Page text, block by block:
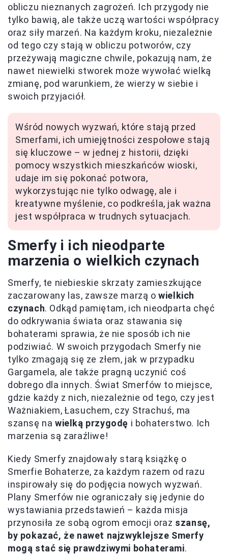
obliczu nieznanych zagrożeń. Ich przygody nie
tylko bawią, ale także uczą wartości współpracy
oraz siły marzeń. Na każdym kroku, niezależnie
od tego czy stają w obliczu potworów, czy
przeżywają magiczne chwile, pokazują nam, że
nawet niewielki stworek może wywołać wielką
zmianę, pod warunkiem, że wierzy w siebie i
swoich przyjaciół.
Wśród nowych wyzwań, które stają przed
Smerfami, ich umiejętności zespołowe stają
się kluczowe – w jednej z historii, dzięki
pomocy wszystkich mieszkańców wioski,
udaje im się pokonać potwora,
wykorzystując nie tylko odwagę, ale i
kreatywne myślenie, co podkreśla, jak ważna
jest współpraca w trudnych sytuacjach.
Smerfy i ich nieodparte
marzenia o wielkich czynach
Smerfy, te niebieskie skrzaty zamieszkujące
zaczarowany las, zawsze marzą owielkich
czynach. Odkąd pamiętam, ich nieodparta chęć
do odkrywania świata oraz stawania się
bohaterami sprawia, że nie sposób ich nie
podziwiać. W swoich przygodach Smerfy nie
tylko zmagają się ze złem, jak w przypadku
Gargamela, ale także pragną uczynić coś
dobrego dla innych. Świat Smerfów to miejsce,
gdzie każdy z nich, niezależnie od tego, czy jest
Ważniakiem, Łasuchem, czy Strachuś, ma
szansę na wielką przygodę i bohaterstwo. Ich
marzenia są zaraźliwe!
Kiedy Smerfy znajdowały starą książkę o
Smerfie Bohaterze, za każdym razem od razu
inspirowały się do podjęcia nowych wyzwań.
Plany Smerfów nie ograniczały się jedynie do
wystawiania przedstawień – każda misja
przynosiła ze sobą ogrom emocji oraz szansę,
by pokazać, że nawet najzwyklejsze Smerfy
mogą stać się prawdziwymi bohaterami.